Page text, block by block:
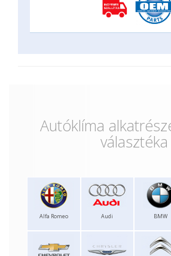
Autóklíma
választéka
Alfa Romeo Audi BMW